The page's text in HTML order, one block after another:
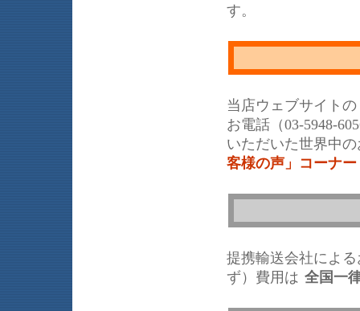
す。
当店ウェブサイトの
お電話（03-5948-
いただいた世界中
客様の声」コーナー
提携輸送会社によ
ず）費用は 全国一